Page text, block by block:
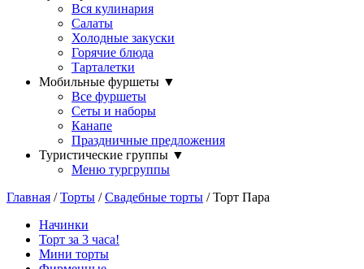
Вся кулинария
Салаты
Холодные закуски
Горячие блюда
Тарталетки
Мобильные фуршеты ▼
Все фуршеты
Сеты и наборы
Канапе
Праздничные предложения
Туристические группы ▼
Меню тургруппы
Главная /Торты /Свадебные торты / Торт Пара
Начинки
Торт за 3 часа!
Мини торты